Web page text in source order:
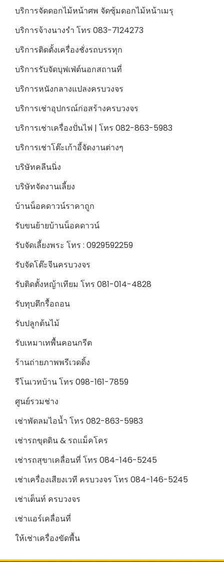
บริการจัดดอกไม้หน้าศพ จัดซุ้มดอกไม้หน้าเมรุ
บริการจ้างนางรำ โทร 083-7124273
บริการติดตั้งเครื่องชั่งรถบรรทุก
บริการรับจัดบุฟเฟ่ต์นอกสถานที่
บริการหนังกลางแปลงครบวงจร
บริการเช่าอุปกรณ์ก่อสร้างครบวงจร
บริการเช่าเครื่องปั่นไฟ | โทร 082-863-5983
บริการเช่าโต๊ะเก้าอี้จัดงานต่างๆ
บริษัทคลีนนิ่ง
บริษัทจัดงานเลี้ยง
บ้านน็อคดาวน์ราคาถูก
รับขนย้ายบ้านน็อคดาวน์
รับจัดเลี้ยงพระ โทร : 0929592259
รับจัดโต๊ะจีนครบวงจร
รับติดตั้งหญ้าเทียม โทร 081-014-4828
รับทุบตึกรื้อถอน
รับปลูกต้นไม้
รับเหมาเทพื้นคอนกรีต
ร้านถ่ายภาพพรีเวดดิ้ง
รีโนเวทบ้าน โทร 098-161-7859
ศูนย์รวมช่าง
เช่าพัดลมไอน้ำ โทร 082-863-5983
เช่ารถขุดดิน & รถแม็คโคร
เช่ารถสุขาเคลื่อนที่ โทร 084-146-5245
เช่าเครื่องเสียงเวที ครบวงจร โทร 084-146-5245
เช่าเต็นท์ ครบวงจร
เช่าแอร์เคลื่อนที่
ให้เช่าเครื่องขัดพื้น